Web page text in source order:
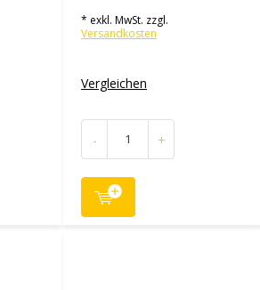
* exkl. MwSt. zzgl.
Versandkosten
Vergleichen
- +